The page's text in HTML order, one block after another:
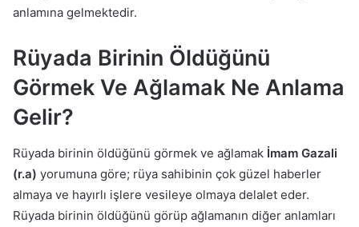
anlamına gelmektedir.
Rüyada Birinin Öldüğünü
Görmek Ve Ağlamak Ne Anlama
Gelir?
Rüyada birinin öldüğünü görmek ve ağlamak İmam Gazali
(r.a) yorumuna göre; rüya sahibinin çok güzel haberler
almaya ve hayırlı işlere vesileye olmaya delalet eder.
Rüyada birinin öldüğünü görüp ağlamanın diğer anlamları